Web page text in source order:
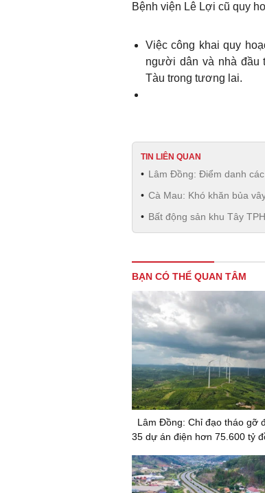
Bệnh viện Lê Lợi cũ quy
Việc công khai quy
người dân và nhà đầu
Tàu trong tương lai.
TIN LIÊN QUAN
Lâm Đồng: Điểm danh
Cà Mau: Khó khăn bủa
Bất động sản khu Tây
BẠN CÓ THỂ QUAN TÂM
Lâm Đồng: Chỉ đạo tháo gỡ
35 dự án điện hơn 75.600 tỷ